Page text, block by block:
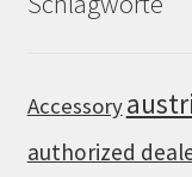
Accessory
authorized